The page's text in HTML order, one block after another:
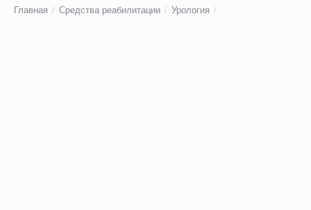
Главная / Средства реабилитации / Урология /